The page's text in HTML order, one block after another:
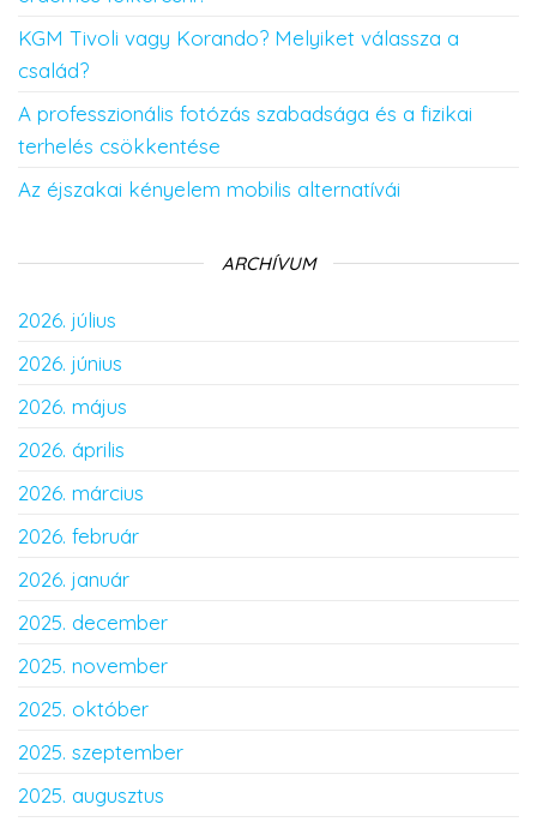
KGM Tivoli vagy Korando? Melyiket válassza a
család?
A professzionális fotózás szabadsága és a fizikai
terhelés csökkentése
Az éjszakai kényelem mobilis alternatívái
ARCHÍVUM
2026. július
2026. június
2026. május
2026. április
2026. március
2026. február
2026. január
2025. december
2025. november
2025. október
2025. szeptember
2025. augusztus